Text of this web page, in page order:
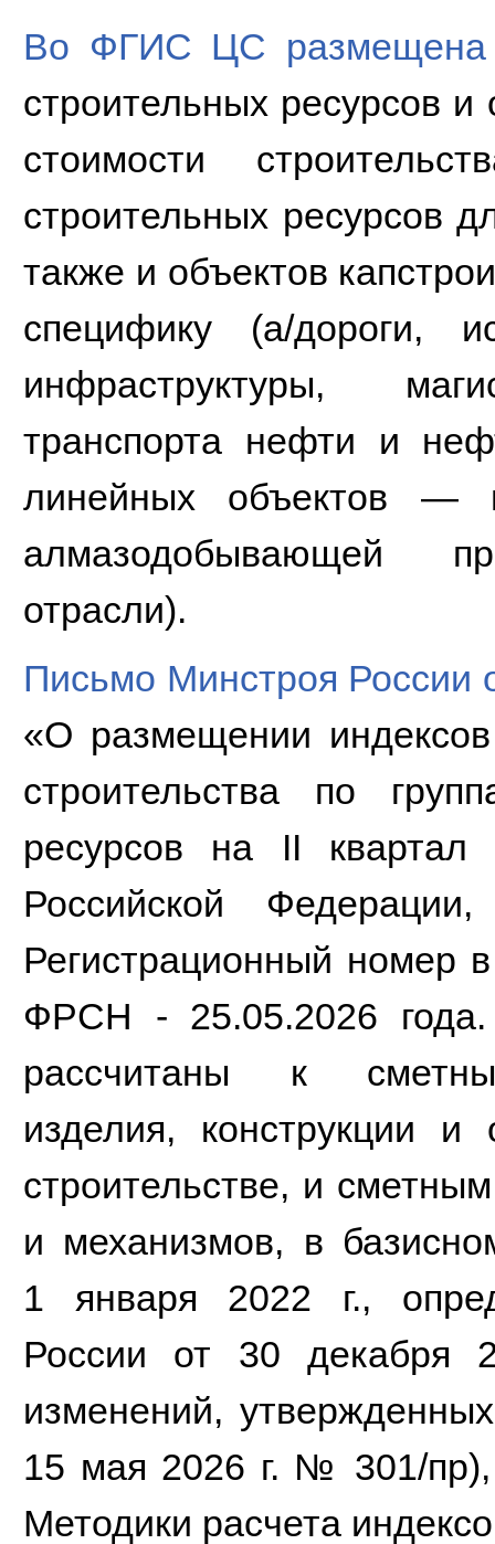
Во ФГИС ЦС размещена
строительных ресурсов
стоимости
строительных ресурсов
также и объектов
специфику (а/дороги,
инфраструктуры,
транспорта нефти и
линейных объектов —
алмазодобывающей
отрасли).
Письмо Минстроя
«О размещении
строительства по
ресурсов на II
Российской
Регистрационный номер
ФРСН - 25.05.2026
рассчитаны к
изделия, конструкции
строительстве, и
и механизмов, в
1 января 2022 г.,
России от 30
изменений,
15 мая 2026 г. № 301/пр),
Методики расчета